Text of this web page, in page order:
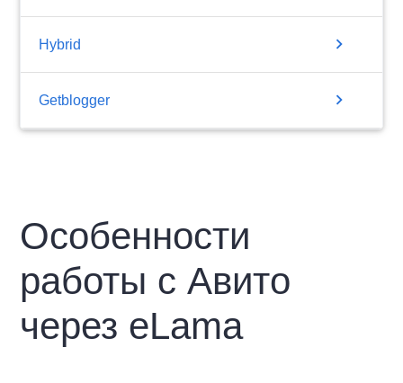
Hybrid chevron_right
Getblogger chevron_right
Особенности
работы с Авито
через eLama